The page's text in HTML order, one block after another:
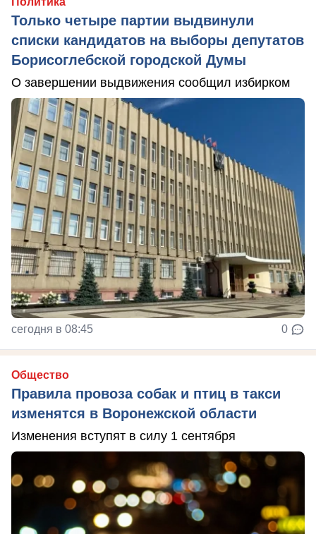
Только четыре партии выдвинули
списки кандидатов на выборы депутатов
Борисоглебской городской Думы
О завершении выдвижения сообщил избирком
сегодня в 08:45 0
Общество
Правила провоза собак и птиц в такси
изменятся в Воронежской области
Изменения вступят в силу 1 сентября